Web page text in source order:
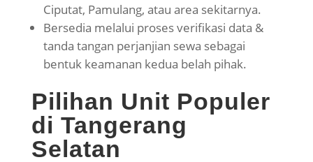
Ciputat, Pamulang, atau area sekitarnya.
Bersedia melalui proses verifikasi data &
tanda tangan perjanjian sewa sebagai
bentuk keamanan kedua belah pihak.
Pilihan Unit Populer
di Tangerang
Selatan